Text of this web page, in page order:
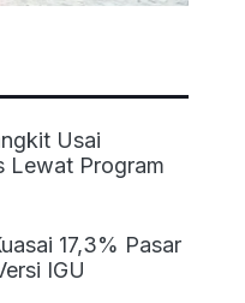
Usai
Lewat Program
17,3% Pasar
IGU